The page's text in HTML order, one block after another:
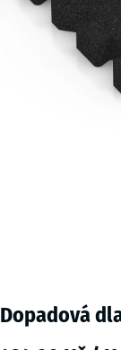
Dopadová